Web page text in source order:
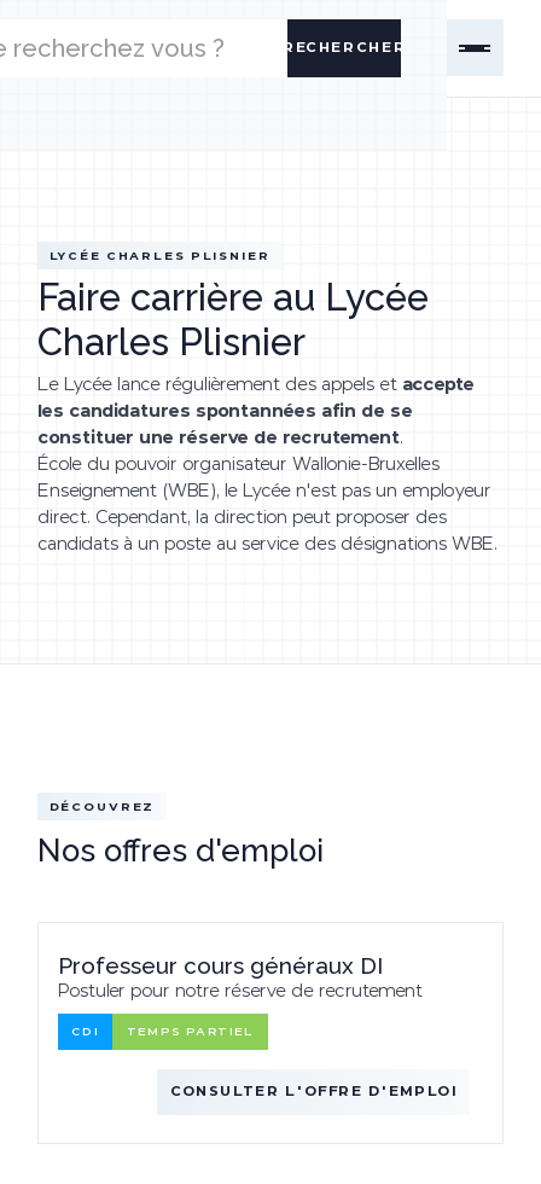
LYCÉE CHARLES PLISNIER
Faire carrière au Lycée
Charles Plisnier
Le Lycée lance régulièrement des appels et accepte
les candidatures spontannées afin de se
constituer une réserve de recrutement.
École du pouvoir organisateur Wallonie-Bruxelles
Enseignement (WBE), le Lycée n'est pas un employeur
direct. Cependant, la direction peut proposer des
candidats à un poste au service des désignations WBE.
DÉCOUVREZ
Nos offres d'emploi
Professeur cours généraux DI
Postuler pour notre réserve de recrutement
CDI TEMPS PARTIEL
CONSULTER L'OFFRE D'EMPLOI